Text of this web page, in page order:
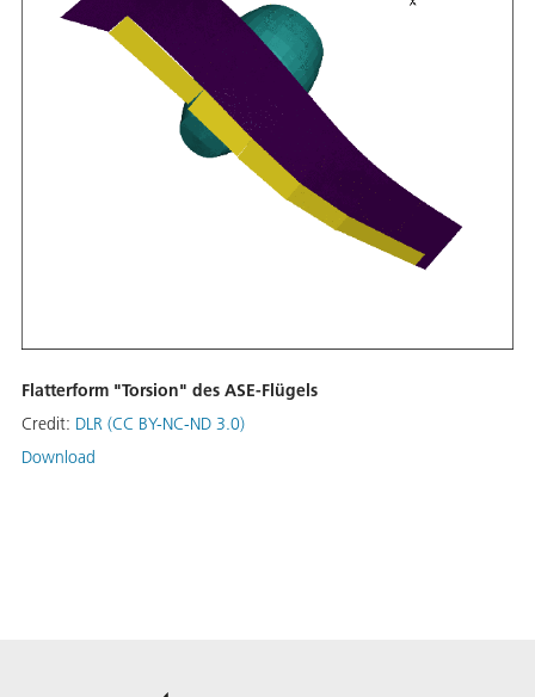
Flatterform "Torsion" des ASE-Flügels
Credit: DLR (CC BY-NC-ND 3.0)
Download